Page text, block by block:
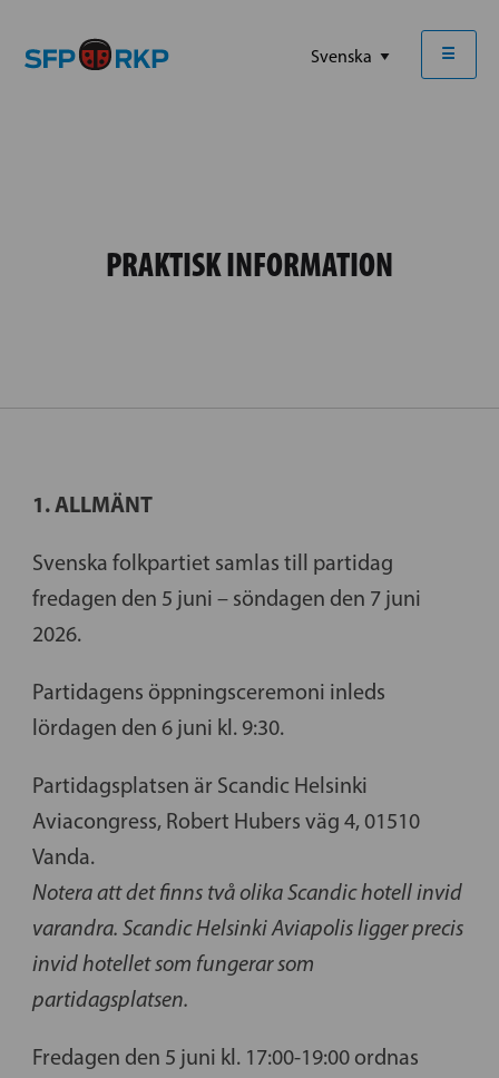
☰
PRAKTISK INFORMATION
1. ALLMÄNT
Svenska folkpartiet samlas till partidag
fredagen den 5 juni – söndagen den 7 juni
2026.
Partidagens öppningsceremoni inleds
lördagen den 6 juni kl. 9:30.
Partidagsplatsen är Scandic Helsinki
Aviacongress, Robert Hubers väg 4, 01510
Vanda.
Notera att det finns två olika Scandic hotell invid
varandra. Scandic Helsinki Aviapolis ligger precis
invid hotellet som fungerar som
partidagsplatsen.
Fredagen den 5 juni kl. 17:00-19:00 ordnas